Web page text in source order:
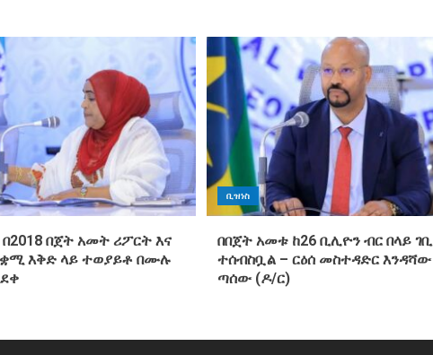
በጀት አመት ሪፖርት እና
እቅድ ላይ ተወያይቶ በሙሉ
ቢዝነስ
በበጀት አመቱ ከ26 ቢሊዮን ብር በላይ ገቢ
ተሰብስቧል – ርዕሰ መስተዳድር እንዳሻው
ጣሰው (ዶ/ር)